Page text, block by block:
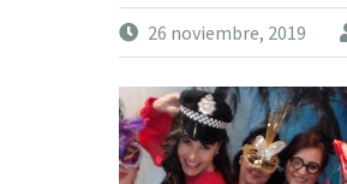
26 noviembre, 2019